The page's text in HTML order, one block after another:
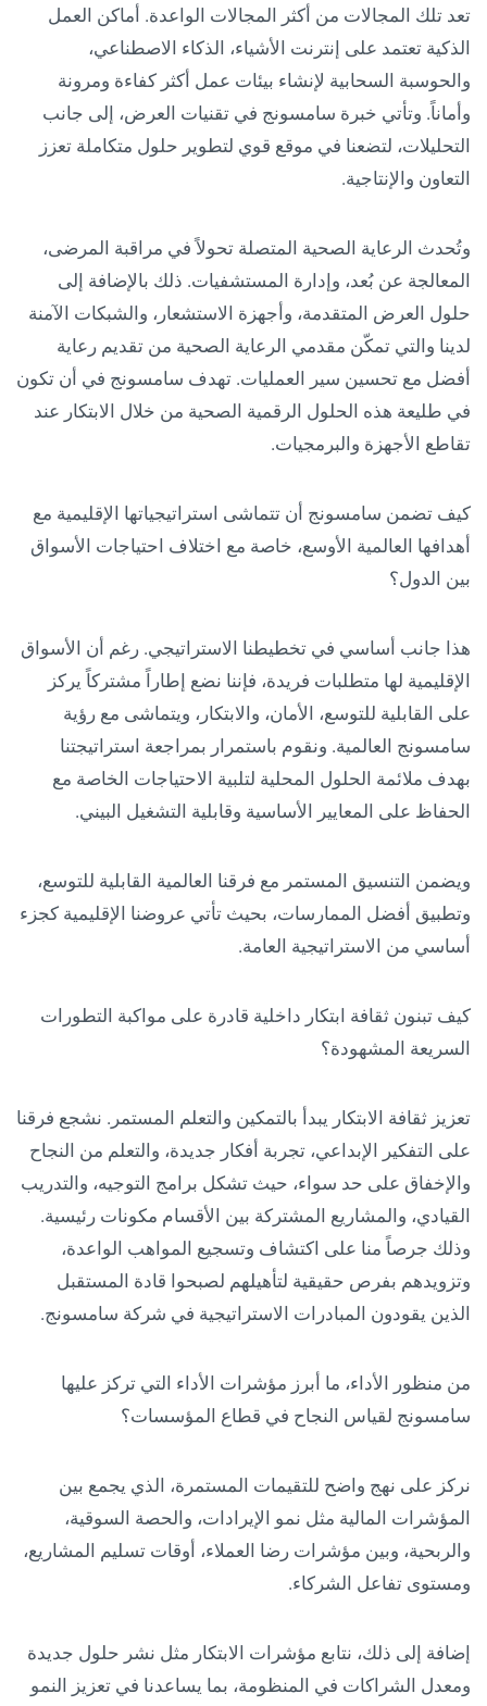
تعد تلك المجالات من أكثر المجالات الواعدة. أماكن العمل
الذكية تعتمد على إنترنت الأشياء، الذكاء الاصطناعي،
والحوسبة السحابية لإنشاء بيئات عمل أكثر كفاءة ومرونة
وأماناً. وتأتي خبرة سامسونج في تقنيات العرض، إلى جانب
التحليلات، لتضعنا في موقع قوي لتطوير حلول متكاملة تعزز
التعاون والإنتاجية.
وتُحدث الرعاية الصحية المتصلة تحولاً في مراقبة المرضى،
المعالجة عن بُعد، وإدارة المستشفيات. ذلك بالإضافة إلى
حلول العرض المتقدمة، وأجهزة الاستشعار، والشبكات الآمنة
لدينا والتي تمكّن مقدمي الرعاية الصحية من تقديم رعاية
أفضل مع تحسين سير العمليات. تهدف سامسونج في أن تكون
في طليعة هذه الحلول الرقمية الصحية من خلال الابتكار عند
تقاطع الأجهزة والبرمجيات.
كيف تضمن سامسونج أن تتماشى استراتيجياتها الإقليمية مع
أهدافها العالمية الأوسع، خاصة مع اختلاف احتياجات الأسواق
بين الدول؟
هذا جانب أساسي في تخطيطنا الاستراتيجي. رغم أن الأسواق
الإقليمية لها متطلبات فريدة، فإننا نضع إطاراً مشتركاً يركز
على القابلية للتوسع، الأمان، والابتكار، ويتماشى مع رؤية
سامسونج العالمية. ونقوم باستمرار بمراجعة استراتيجتنا
بهدف ملائمة الحلول المحلية لتلبية الاحتياجات الخاصة مع
الحفاظ على المعايير الأساسية وقابلية التشغيل البيني.
ويضمن التنسيق المستمر مع فرقنا العالمية القابلية للتوسع،
وتطبيق أفضل الممارسات، بحيث تأتي عروضنا الإقليمية كجزء
أساسي من الاستراتيجية العامة.
كيف تبنون ثقافة ابتكار داخلية قادرة على مواكبة التطورات
السريعة المشهودة؟
تعزيز ثقافة الابتكار يبدأ بالتمكين والتعلم المستمر. نشجع فرقنا
على التفكير الإبداعي، تجربة أفكار جديدة، والتعلم من النجاح
والإخفاق على حد سواء، حيث تشكل برامج التوجيه، والتدريب
القيادي، والمشاريع المشتركة بين الأقسام مكونات رئيسية.
وذلك جرصاً منا على اكتشاف وتسجيع المواهب الواعدة،
وتزويدهم بفرص حقيقية لتأهيلهم لصبحوا قادة المستقبل
الذين يقودون المبادرات الاستراتيجية في شركة سامسونج.
من منظور الأداء، ما أبرز مؤشرات الأداء التي تركز عليها
سامسونج لقياس النجاح في قطاع المؤسسات؟
نركز على نهج واضح للتقيمات المستمرة، الذي يجمع بين
المؤشرات المالية مثل نمو الإيرادات، والحصة السوقية،
والربحية، وبين مؤشرات رضا العملاء، أوقات تسليم المشاريع،
ومستوى تفاعل الشركاء.
إضافة إلى ذلك، نتابع مؤشرات الابتكار مثل نشر حلول جديدة
ومعدل الشراكات في المنظومة، بما يساعدنا في تعزيز النمو